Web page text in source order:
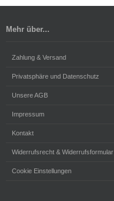
Mehr über...
Zahlung & Versand
Privatsphäre und Datenschutz
Unsere AGB
Impressum
Kontakt
Widerrufsrecht & Widerrufsformular
Cookie Einstellungen